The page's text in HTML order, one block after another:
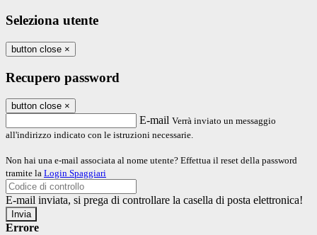
Seleziona utente
button close ×
Recupero password
button close ×
E-mail Verrà inviato un messaggio
all'indirizzo indicato con le istruzioni necessarie.
Non hai una e-mail associata al nome utente? Effettua il reset della password
tramite la Login Spaggiari
E-mail inviata, si prega di controllare la casella di posta elettronica!
Errore